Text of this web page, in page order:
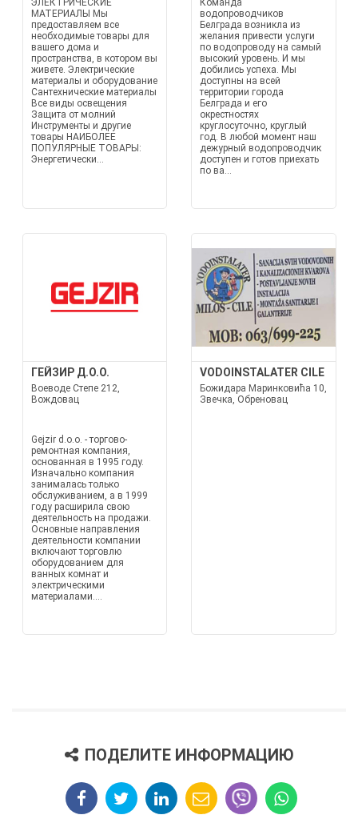
ЭЛЕКТРИЧЕСКИЕ
МАТЕРИАЛЫ Мы
предоставляем все
необходимые товары для
вашего дома и
пространства, в котором вы
живете. Электрические
материалы и оборудование
Сантехнические материалы
Все виды освещения
Защита от молний
Инструменты и другие
товары НАИБОЛЕЕ
ПОПУЛЯРНЫЕ ТОВАРЫ:
Энергетически...
Команда
водопроводчиков
Белграда возникла из
желания привести услуги
по водопроводу на самый
высокий уровень. И мы
добились успеха. Мы
доступны на всей
территории города
Белграда и его
окрестностях
круглосуточно, круглый
год. В любой момент наш
дежурный водопроводчик
доступен и готов приехать
по ва...
ГЕЙЗИР Д.О.О.
Воеводе Степе 212,
Вождовац
Gejzir d.o.o. - торгово-
ремонтная компания,
основанная в 1995 году.
Изначально компания
занималась только
обслуживанием, а в 1999
году расширила свою
деятельность на продажи.
Основные направления
деятельности компании
включают торговлю
оборудованием для
ванных комнат и
электрическими
материалами....
VODOINSTALATER CILE
Божидара Маринковића 10,
Звечка, Обреновац
ПОДЕЛИТЕ ИНФОРМАЦИЮ